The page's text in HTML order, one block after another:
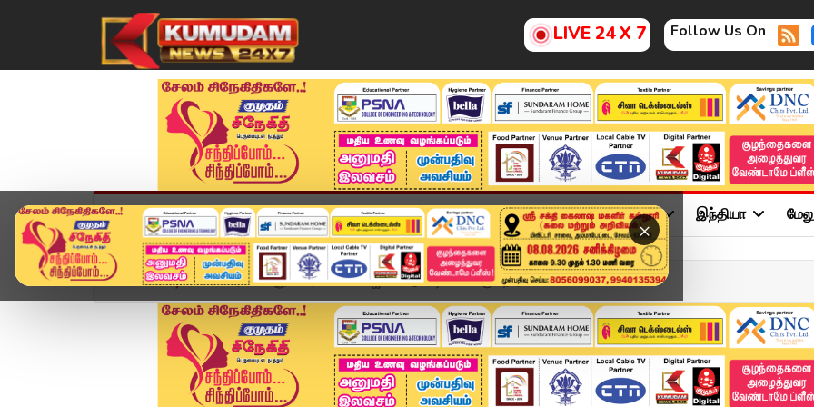
LIVE 24 X 7 Follow Us On
×
முகப்பு விளையாட்டு அண்மை தமிழ்நாடு சினிமா அரசியல் விளையாட்டு இந்தியா
Home வீடியோ ஸ்டோரி புதுச்சேரியில் No விஜய் ரோடு ஷோ விளக்குகிறார் ட...